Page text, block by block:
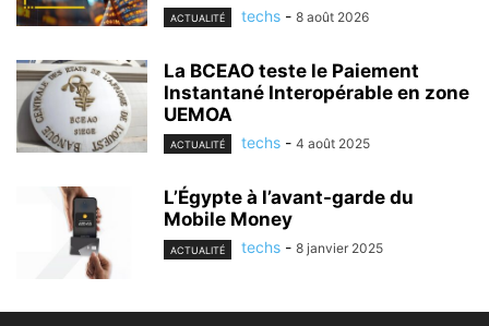
ACTUALITÉ techs - 8 août 2026
La BCEAO teste le Paiement
Instantané Interopérable en zone
UEMOA
ACTUALITÉ techs - 4 août 2025
L’Égypte à l’avant-garde du
Mobile Money
ACTUALITÉ techs - 8 janvier 2025